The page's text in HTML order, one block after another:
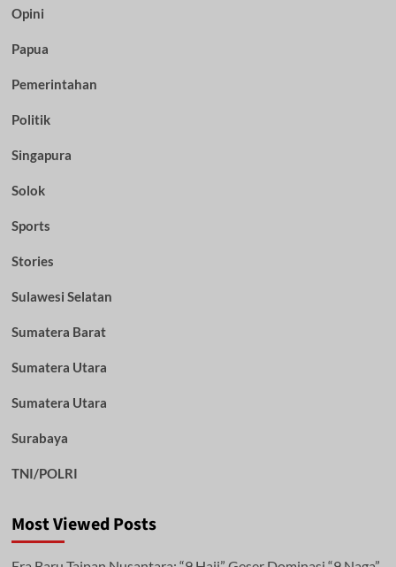
Opini
Papua
Pemerintahan
Politik
Singapura
Solok
Sports
Stories
Sulawesi Selatan
Sumatera Barat
Sumatera Utara
Sumatera Utara
Surabaya
TNI/POLRI
Most Viewed Posts